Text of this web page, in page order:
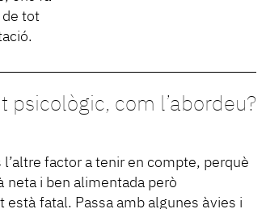
de tot
psicològic, com l’abordeu?
l’altre factor a tenir en compte, perquè
neta i ben alimentada però
està fatal. Passa amb algunes àvies i